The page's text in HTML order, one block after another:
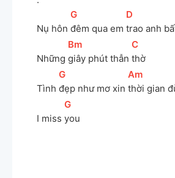
Nụ hôn
[
G
đêm qua em
[D
trao anh
Những
[Bm
giây phút thẫn
[
C
thờ
Tình
[
G
đẹp như mơ xin
[
Am
thời gian
I miss
[
G
you